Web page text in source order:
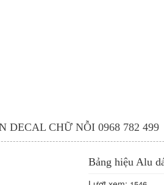
DECAL CHỮ NỖI 0968 782 499
Bảng hiệu Alu